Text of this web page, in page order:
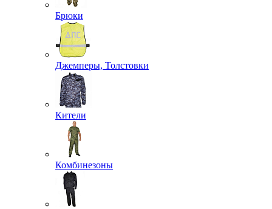
Брюки
Джемперы, Толстовки
Кители
Комбинезоны